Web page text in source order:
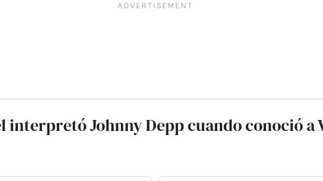
interpretó Johnny Depp cuando conoció a